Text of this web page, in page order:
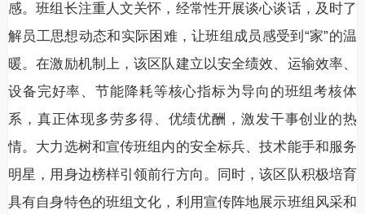
感。班组长注重人文关怀，经常性开展谈心谈话，及时了
解员工思想动态和实际困难，让班组成员感受到“家”的温
暖。在激励机制上，该区队建立以安全绩效、运输效率、
设备完好率、节能降耗等核心指标为导向的班组考核体
系，真正体现多劳多得、优绩优酬，激发干事创业的热
情。大力选树和宣传班组内的安全标兵、技术能手和服务
明星，用身边榜样引领前行方向。同时，该区队积极培育
具有自身特色的班组文化，利用宣传阵地展示班组风采和